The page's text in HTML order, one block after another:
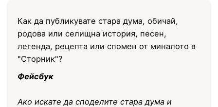
Как да публикувате стара дума, обичай,
родова или селищна история, песен,
легенда, рецепта или спомен от миналото в
"Сторник"?
Фейсбук
Ако искате да споделите стара дума и